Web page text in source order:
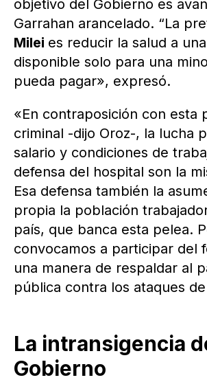
objetivo del Gobierno es
Garrahan arancelado. “La
Milei es reducir la salud a
disponible solo para una
pueda pagar», expresó.
«En contraposición con esta
criminal -dijo Oroz-, la lucha
salario y condiciones de
defensa del hospital son la
Esa defensa también la
propia la población
país, que banca esta pelea.
convocamos a participar del
una manera de respaldar al
pública contra los ataques de
La intransigencia
Gobierno